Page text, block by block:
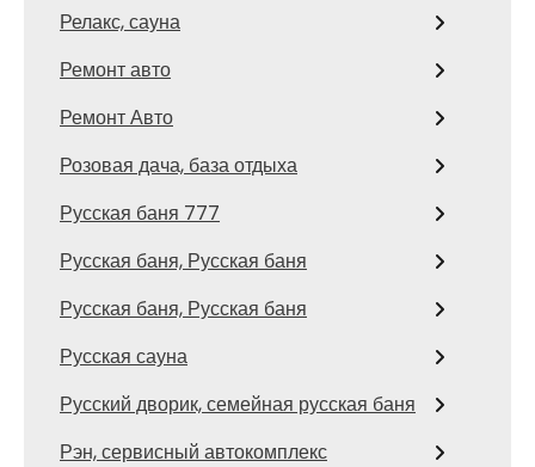
Релакс, сауна
Ремонт авто
Ремонт Авто
Розовая дача, база отдыха
Русская баня 777
Русская баня, Русская баня
Русская баня, Русская баня
Русская сауна
Русский дворик, семейная русская баня
Рэн, сервисный автокомплекс